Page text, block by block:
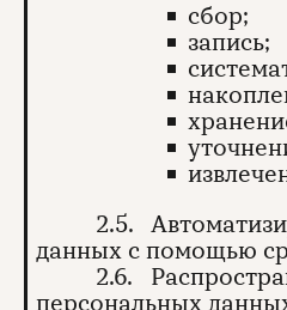
сбор;
запись;
2.5.
данных с помощью
2.6.
персональных